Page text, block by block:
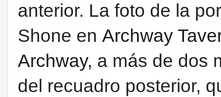
anterior. La foto de la
Shone en Archway
Archway, a más de dos
del recuadro posterior,